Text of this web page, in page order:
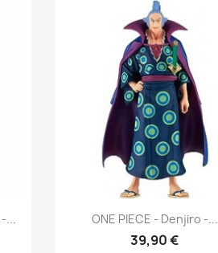
...  Aperçu rapide
ONE PIECE - Denjiro -...
39,90 €